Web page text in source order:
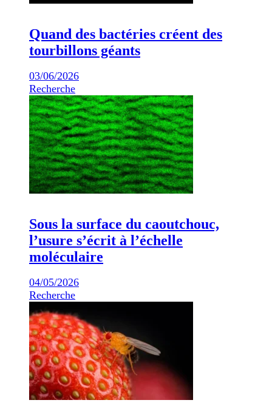
Quand des bactéries créent des
tourbillons géants
03/06/2026
Recherche
Sous la surface du caoutchouc,
l’usure s’écrit à l’échelle
moléculaire
04/05/2026
Recherche